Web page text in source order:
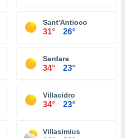
Sant'Antioco
31° 26°
Sardara
34° 23°
Villacidro
34° 23°
Villasimius